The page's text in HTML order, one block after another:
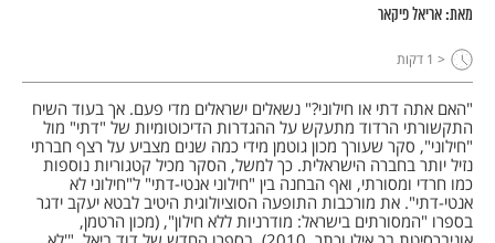
מאת:אריאל פיקאר
< 1 דקות
"האם אתה דתי או חילוני?" נשאלים ישראלים מדי פעם. אך בעוד השיח
התקשורתי הרדוד מתעקש על ההגדרות הדיכוטומיות של "דתי" מול
"חילוני", סקר שעורך מכון גוטמן מידי כמה שנים מצביע על רצף חברתי
נזיל יותר בחברה הישראלית. כך למשל, הסקר מכיל קטגוריות נוספות
כמו חרדי ומסורתי, ואף הבחנה בין "חילוני אנטי-דתי" ל"חילוני לא
אנטי-דתי". את מורכבות התופעה הסוציולוגית היטיב לבטא יעקב ידגר
בספרו "המסורתים בישראל: מודרניות ללא חילון", (מכון הרטמן,